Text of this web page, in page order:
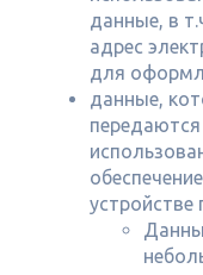
данные, в
адрес
для
данные,
передаются
устройстве